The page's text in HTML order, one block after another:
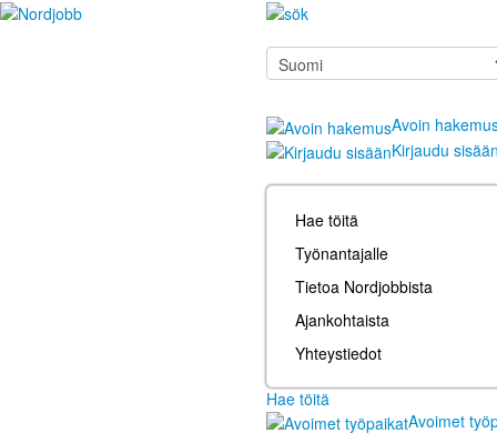
Avoin
Kirjaudu
Hae töitä
Työnantajalle
Tietoa Nordjobbista
Ajankohtaista
Yhteystiedot
Hae töitä
Avoimet